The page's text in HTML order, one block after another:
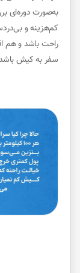
به‌صورت دوره‌ای
کم‌هزینه و
راحت باشد و هم
سفر به کیش